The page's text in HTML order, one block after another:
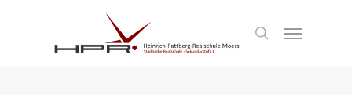
search
Menu